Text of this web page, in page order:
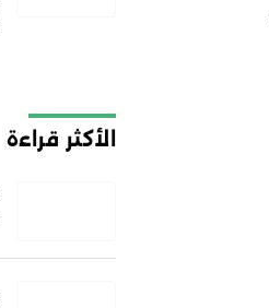
الأكثر قراءة